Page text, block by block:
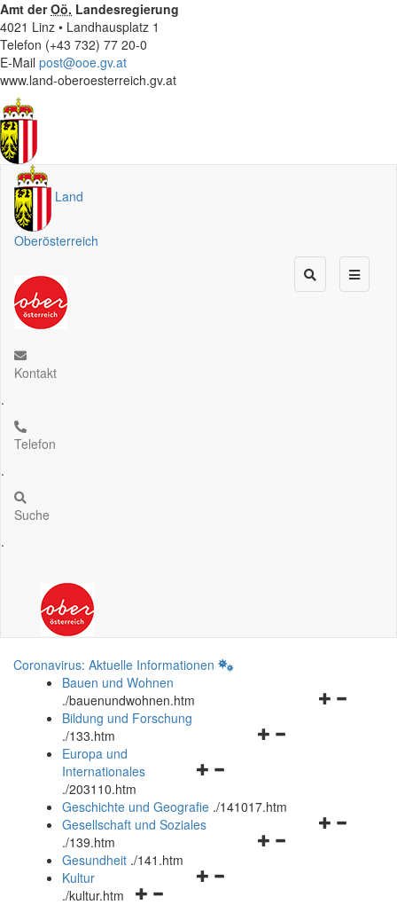
Amt derOö. Landesregierung
4021 Linz • Landhausplatz 1
Telefon (+43 732) 77 20-0
E-Mail post@ooe.gv.at
www.land-oberoesterreich.gv.at
Land
Oberösterreich
Kontakt
.
Telefon
.
Suche
.
Coronavirus: Aktuelle Informationen
Bauen und Wohnen
./bauenundwohnen.htm
Navigationsmenü
Bildung und Forschung
./133.htm
Navigationsmenü
und
schließen
Europa und
Internationales
./203110.htm
Geschichte und Geografie ./141017.htm
Navigationsmenü
Gesellschaft und Soziales
./139.htm
Navigationsmenü
Gesundheit ./141.htm
Navigationsmenü
Kultur
./kultur.htm